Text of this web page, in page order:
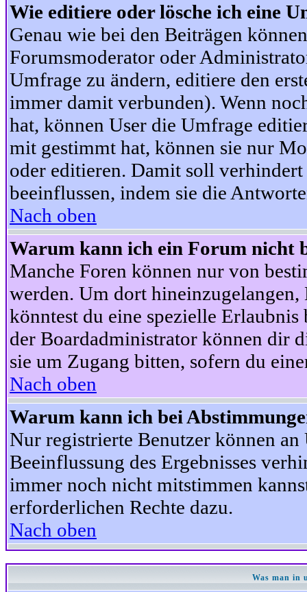
Wie editiere oder lösche ich eine
Genau wie bei den Beiträgen
Forumsmoderator oder
Umfrage zu ändern, editiere den
immer damit verbunden). Wenn
hat, können User die Umfrage
mit gestimmt hat, können sie nur
oder editieren. Damit soll
beeinflussen, indem sie die
Nach oben
Warum kann ich ein Forum nicht
Manche Foren können nur von
werden. Um dort hineinzugelangen,
könntest du eine spezielle
der Boardadministrator können dir
sie um Zugang bitten, sofern du
Nach oben
Warum kann ich bei
Nur registrierte Benutzer können
Beeinflussung des Ergebnisses
immer noch nicht mitstimmen
erforderlichen Rechte dazu.
Nach oben
Was man in